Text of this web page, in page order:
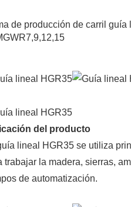
de producción de carril
del producto
lineal HGR35 se utiliza
trabajar la madera, sierras,
de automatización.